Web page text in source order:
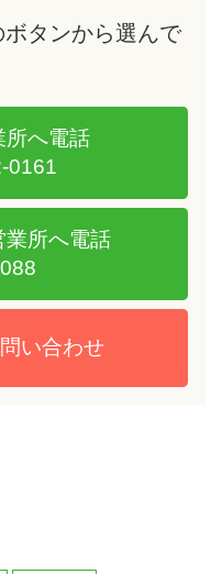
タンから選んで
所へ電話
0161
業所へ電話
い合わせ